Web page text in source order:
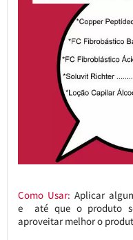
Como Usar: Aplicar
e até que o produto
aproveitar melhor o